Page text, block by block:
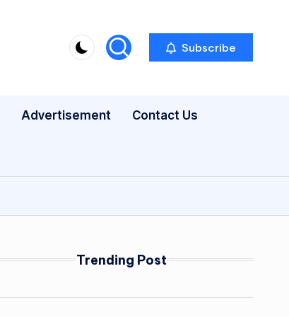
Subscribe
Advertisement Contact Us
Trending Post